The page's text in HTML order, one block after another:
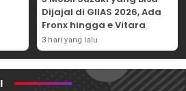
Dijajal di GIIAS 2026, Ada
Fronx hingga e Vitara
3 hari yang lalu